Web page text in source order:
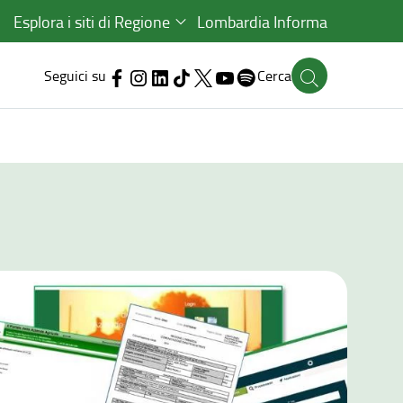
Esplora i siti di Regione Lombardia Informa
Seguici su Cerca